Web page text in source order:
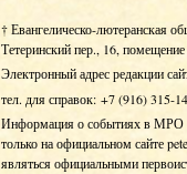
† Евангелическо-лютеранская
Тетеринский пер., 16,
Электронный адрес редакции
тел. для справок: +7 (916) 315-
Информация о событиях в МРО
только на официальном сайте
являться официальными